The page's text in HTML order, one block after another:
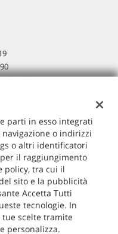
parti in esso integrati
o indirizzi
o altri identificatori
il raggiungimento
policy, tra cui il
sito e la pubblicità
Accetta Tutti
tecnologie. In
scelte tramite
personalizza.